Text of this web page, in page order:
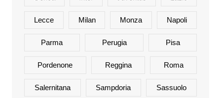
Lecce Milan Monza Napoli
Parma Perugia Pisa
Pordenone Reggina Roma
Salernitana Sampdoria Sassuolo